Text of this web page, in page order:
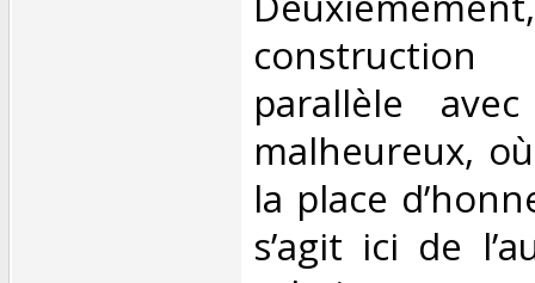
parallèle
malheureux,
la place
s’agit ici de